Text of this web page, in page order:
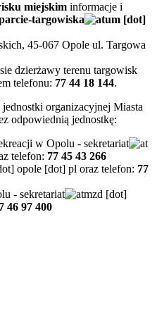
miejskim informacje i
targowiska um [dot]
45-067 Opole ul. Targowa
dzierżawy terenu targowisk
telefonu: 77 44 18 144.
organizacyjnej Miasta
odpowiednią jednostkę:
w Opolu - sekretariat
telefon: 77 45 43 266
opole [dot] pl oraz telefon: 77
- sekretariat mzd [dot]
46 97 400